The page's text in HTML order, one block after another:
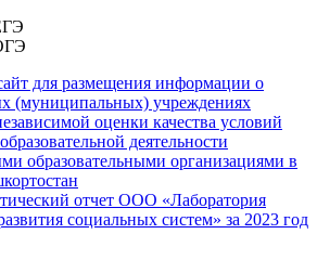
для размещения информации о
(муниципальных) учреждениях
оценки качества условий
деятельности
образовательными организациями в
отчет ООО «Лаборатория
социальных систем» за 2023 год